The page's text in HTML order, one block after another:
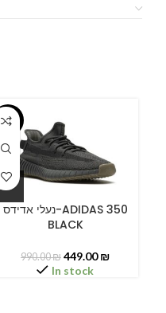
-55%
נעלי אדידס-ADIDAS 350
BLACK
990.00₪ 449.00₪
In stock